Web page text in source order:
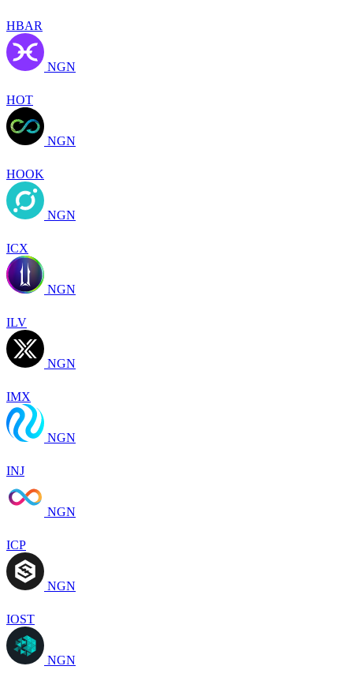
HBAR
NGN
HOT
NGN
HOOK
NGN
ICX
NGN
ILV
NGN
IMX
NGN
INJ
NGN
ICP
NGN
IOST
NGN